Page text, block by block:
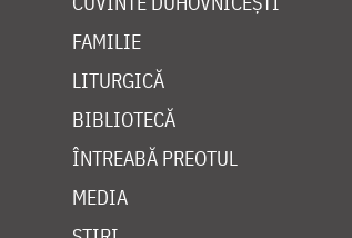
FAMILIE
LITURGICĂ
BIBLIOTECĂ
ÎNTREABĂ PREOTUL
MEDIA